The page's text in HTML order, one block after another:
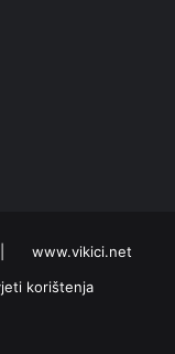
www.vikici.net
korištenja